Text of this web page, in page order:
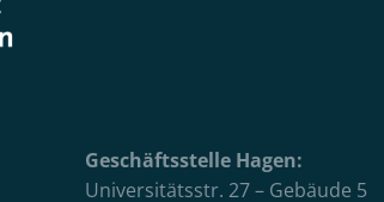
Geschäftsstelle Hagen:
Universitätsstr. 27 – Gebäude 5